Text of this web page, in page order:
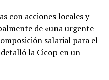
con acciones locales y
de «una urgente
salarial para el
detalló la Cicop en un